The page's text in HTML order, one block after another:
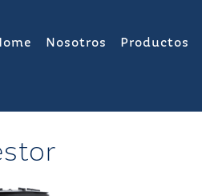
Nosotros Productos